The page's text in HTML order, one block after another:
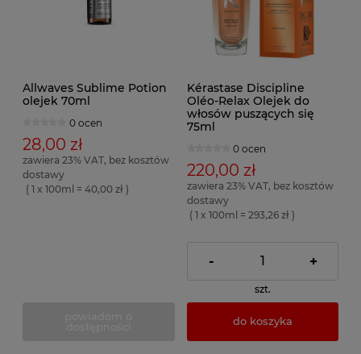
Allwaves Sublime Potion
olejek 70ml
0 ocen
28,00 zł
zawiera 23% VAT, bez kosztów
dostawy
( 1 x 100ml = 40,00 zł )
Kérastase Discipline
Oléo-Relax Olejek do
włosów puszących się
75ml
0 ocen
220,00 zł
zawiera 23% VAT, bez kosztów
dostawy
( 1 x 100ml = 293,26 zł )
- +
szt.
do koszyka